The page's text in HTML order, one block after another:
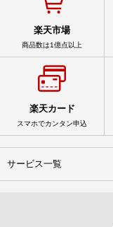
楽天市場
商品数は1億点以上
楽天カード
スマホでカンタン申込
サービス一覧